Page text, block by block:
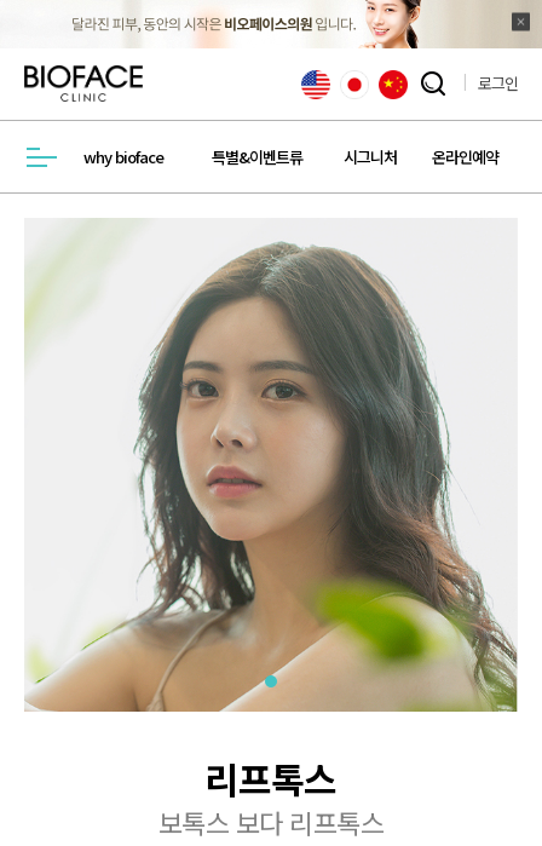
검색창 열기
로그인
메뉴열기why bioface 특별&이벤트류 시그니처 온라인예약
리프톡스
보톡스 보다 리프톡스